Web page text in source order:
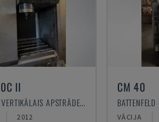
II
MAZAK - VERTIKĀLAIS APSTRĀDES CENTRS
2012
CM 40
VĀCIJA